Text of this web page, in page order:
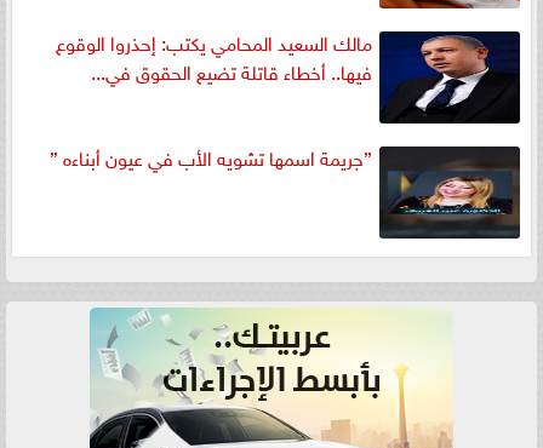
مالك السعيد المحامي يكتب: إحذروا الوقوع
فيها.. أخطاء قاتلة تضيع الحقوق في...
”جريمة اسمها تشويه الأب في عيون أبناءه ”